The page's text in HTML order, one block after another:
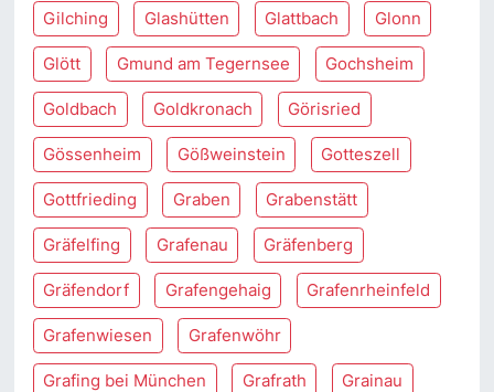
Gilching Glashütten Glattbach Glonn
Glött Gmund am Tegernsee Gochsheim
Goldbach Goldkronach Görisried
Gössenheim Gößweinstein Gotteszell
Gottfrieding Graben Grabenstätt
Gräfelfing Grafenau Gräfenberg
Gräfendorf Grafengehaig Grafenrheinfeld
Grafenwiesen Grafenwöhr
Grafing bei München Grafrath Grainau